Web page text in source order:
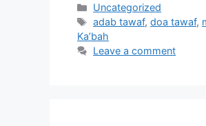
Categories
Uncategorized
Tags
adab tawaf,doa tawaf,
Ka’bah
Leave a comment